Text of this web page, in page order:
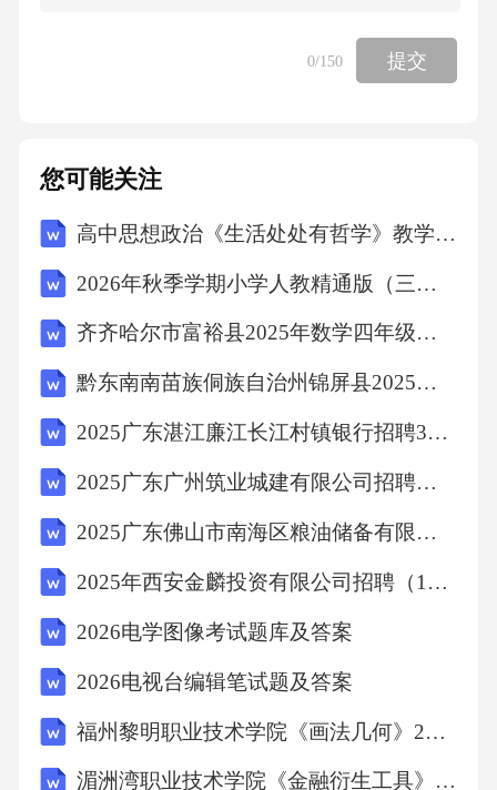
1.金融监管的主要目的是为了限制金融市场的发
2.巴塞尔协议III要求银行的资本充足率必须达到
8%以上。（）
3.金融消费者保护的主要责任在于金融机构。
（）
险。（）
5.金融创新对金融监管提出了新的挑战。（）
6.金融监管中的“监管俘获”现象是指监管机构被
利益集团控制。（）
7.金融监管中的“微观审慎监管”主要关注整体金
融体系稳定性。（）
0/150 提交
您可能关注
高中思想政治《生活处处有哲学》教学实践
2026年秋季学期小学人教精通版（三起）（新教材） 英语六年级上册教学计划含进度表
齐齐哈尔市富裕县2025年数学四年级下学期期末学业质量监测试题（含答案）
黔东南南苗族侗族自治州锦屏县2025届数学三年级下学期期末考试模拟试题（含解析）
2025广东湛江廉江长江村镇银行招聘3人笔试历年典型考题及考点剖析附带答案详解
2025广东广州筑业城建有限公司招聘人员（第二批）笔试人员及安排笔试历年备考题库附带答案详解
2025广东佛山市南海区粮油储备有限公司招聘2人笔试历年常考点试题专练附带答案详解
2025年西安金麟投资有限公司招聘（12人）笔试历年典型考点题库附带答案详解
2026电学图像考试题库及答案
2026电视台编辑笔试题及答案
福州黎明职业技术学院《画法几何》2025-2026学年期末试卷
湄洲湾职业技术学院《金融衍生工具》2025-2026学年期末试卷